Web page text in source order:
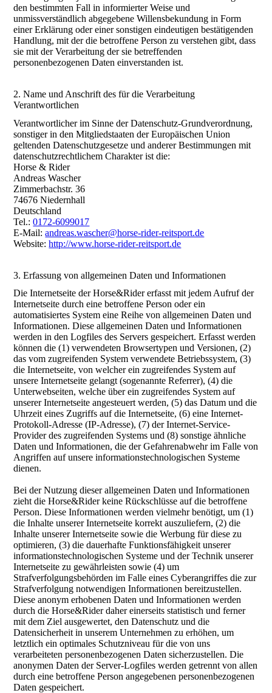
den bestimmten Fall in informierter Weise und
unmissverständlich abgegebene Willensbekundung in Form
einer Erklärung oder einer sonstigen eindeutigen bestätigenden
Handlung, mit der die betroffene Person zu verstehen gibt, dass
sie mit der Verarbeitung der sie betreffenden
personenbezogenen Daten einverstanden ist.
2. Name und Anschrift des für die Verarbeitung
Verantwortlichen
Verantwortlicher im Sinne der Datenschutz-Grundverordnung,
sonstiger in den Mitgliedstaaten der Europäischen Union
geltenden Datenschutzgesetze und anderer Bestimmungen mit
datenschutzrechtlichem Charakter ist die:
Horse & Rider
Andreas Wascher
Zimmerbachstr. 36
74676 Niedernhall
Deutschland
Tel.:0172-6099017
E-Mail:andreas.wascher@horse-rider-reitsport.de
Website:http://www.horse-rider-reitsport.de
3. Erfassung von allgemeinen Daten und Informationen
Die Internetseite der Horse&Rider erfasst mit jedem Aufruf der
Internetseite durch eine betroffene Person oder ein
automatisiertes System eine Reihe von allgemeinen Daten und
Informationen. Diese allgemeinen Daten und Informationen
werden in den Logfiles des Servers gespeichert. Erfasst werden
können die (1) verwendeten Browsertypen und Versionen, (2)
das vom zugreifenden System verwendete Betriebssystem, (3)
die Internetseite, von welcher ein zugreifendes System auf
unsere Internetseite gelangt (sogenannte Referrer), (4) die
Unterwebseiten, welche über ein zugreifendes System auf
unserer Internetseite angesteuert werden, (5) das Datum und die
Uhrzeit eines Zugriffs auf die Internetseite, (6) eine Internet-
Protokoll-Adresse (IP-Adresse), (7) der Internet-Service-
Provider des zugreifenden Systems und (8) sonstige ähnliche
Daten und Informationen, die der Gefahrenabwehr im Falle von
Angriffen auf unsere informationstechnologischen Systeme
dienen.
Bei der Nutzung dieser allgemeinen Daten und Informationen
zieht die Horse&Rider keine Rückschlüsse auf die betroffene
Person. Diese Informationen werden vielmehr benötigt, um (1)
die Inhalte unserer Internetseite korrekt auszuliefern, (2) die
Inhalte unserer Internetseite sowie die Werbung für diese zu
optimieren, (3) die dauerhafte Funktionsfähigkeit unserer
informationstechnologischen Systeme und der Technik unserer
Internetseite zu gewährleisten sowie (4) um
Strafverfolgungsbehörden im Falle eines Cyberangriffes die zur
Strafverfolgung notwendigen Informationen bereitzustellen.
Diese anonym erhobenen Daten und Informationen werden
durch die Horse&Rider daher einerseits statistisch und ferner
mit dem Ziel ausgewertet, den Datenschutz und die
Datensicherheit in unserem Unternehmen zu erhöhen, um
letztlich ein optimales Schutzniveau für die von uns
verarbeiteten personenbezogenen Daten sicherzustellen. Die
anonymen Daten der Server-Logfiles werden getrennt von allen
durch eine betroffene Person angegebenen personenbezogenen
Daten gespeichert.